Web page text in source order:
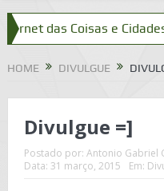
das Coisas e Cidades
HOME DIVULGUE
Divulgue =]
Postado por: Antonio Gabriel
Data: 31 março, 2015 Em: